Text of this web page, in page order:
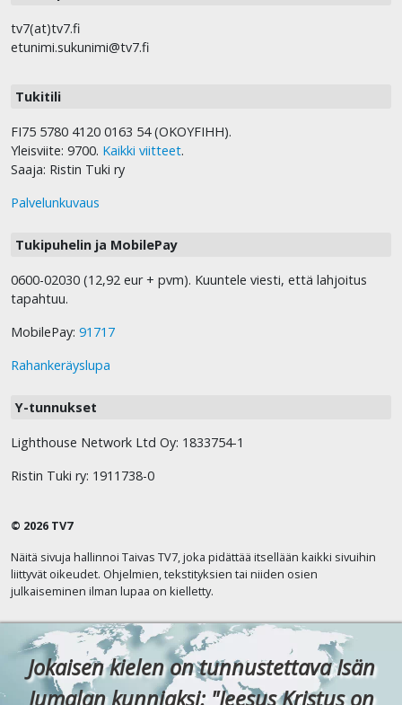
tv7(at)tv7.fi
etunimi.sukunimi@tv7.fi
Tukitili
FI75 5780 4120 0163 54 (OKOYFIHH).
Yleisviite: 9700. Kaikki viitteet.
Saaja: Ristin Tuki ry
Palvelunkuvaus
Tukipuhelin ja MobilePay
0600-02030 (12,92 eur + pvm). Kuuntele viesti, että lahjoitus
tapahtuu.
MobilePay: 91717
Rahankeräyslupa
Y-tunnukset
Lighthouse Network Ltd Oy: 1833754-1
Ristin Tuki ry: 1911738-0
© 2026 TV7
Näitä sivuja hallinnoi Taivas TV7, joka pidättää itsellään kaikki sivuihin
liittyvät oikeudet. Ohjelmien, tekstityksien tai niiden osien
julkaiseminen ilman lupaa on kielletty.
Jokaisen kielen on tunnustettava Isän
Jumalan kunniaksi: "Jeesus Kristus on